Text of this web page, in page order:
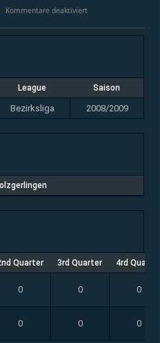
Kommentare deaktiviertfür
Darmsheim
vs
League Saison
Bezirksliga 2008/2009
Quarter 3rd Quarter 4rd
0 0 0
0 0 0